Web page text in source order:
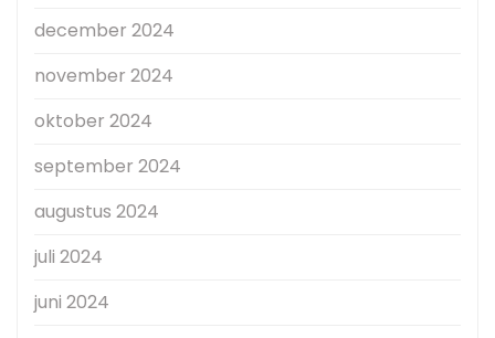
december 2024
november 2024
oktober 2024
september 2024
augustus 2024
juli 2024
juni 2024